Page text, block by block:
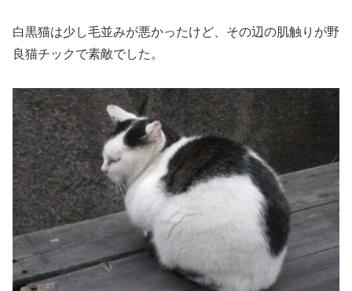
白黒猫は少し毛並みが悪かったけど、その辺の肌触りが野
良猫チックで素敵でした。